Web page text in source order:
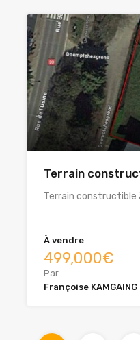
Terrain
Terrain constructible
À vendre
499,000€
Par
Françoise KAMGAING